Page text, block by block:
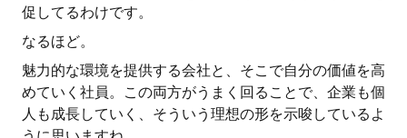
促してるわけです。
なるほど。
魅力的な環境を提供する会社と、そこで自分の価値を高
めていく社員。この両方がうまく回ることで、企業も個
人も成長していく、そういう理想の形を示唆しているよ